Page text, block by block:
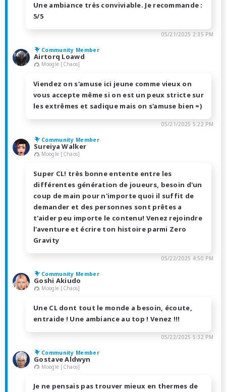
Une ambiance très conviviable. Je recommande :
5/5
05/21/2025 2:35 PM
Community Member
Airtorq Loawd
Moogle [Chaos]
Viendez on s'amuse ici jeune comme vieux on
vous accepte même si on est un peux stricte sur
les extrêmes et sadique mais on s'amuse bien =)
05/21/2025 5:22 PM
Community Member
Sureiya Walker
Moogle [Chaos]
Super CL! très bonne entente entre les
différentes génération de joueurs, besoin d'un
coup de main pour n'importe quoi il suffit de
demander et des personnes sont prêtes a
t'aider peu importe le contenu! Venez rejoindre
l'aventure et écrire ton histoire parmi Zero
Gravity
05/22/2025 4:50 PM
Community Member
Goshi Akiudo
Moogle [Chaos]
Une CL dont tout le monde a besoin, écoute,
entraide ! Une ambiance au top ! Venez !!!
05/22/2025 5:32 PM
Community Member
Gostave Aldwyn
Moogle [Chaos]
Je ne pensais pas trouver mieux en thermes de